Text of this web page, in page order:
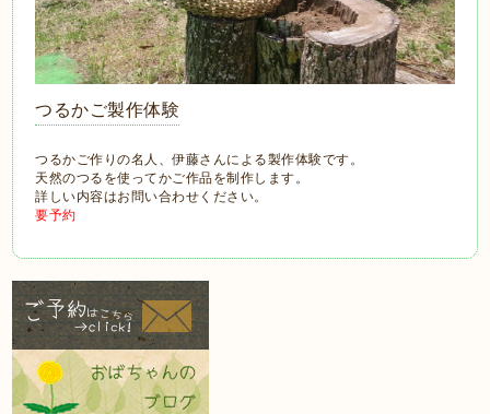
つるかご製作体験
つるかご作りの名人、伊藤さんによる製作体験です。
天然のつるを使ってかご作品を制作します。
詳しい内容はお問い合わせください。
要予約